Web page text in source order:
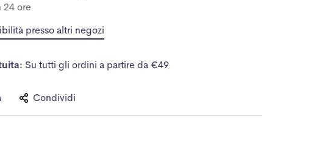
24 ore
presso altri negozi
Su tutti gli ordini a partire da €49
Condividi